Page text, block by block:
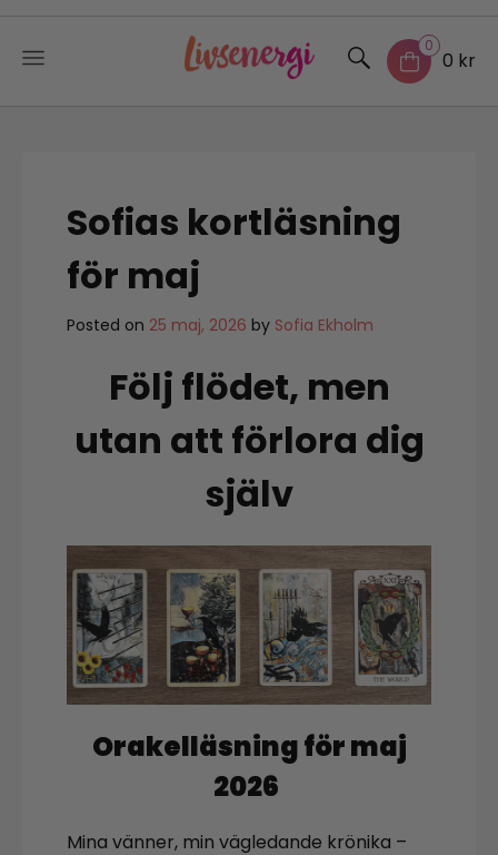
0
0 kr
Sofias kortläsning
för maj
Posted on 25 maj, 2026 by Sofia Ekholm
Följ flödet, men
utan att förlora dig
själv
Orakelläsning för maj
2026
Mina vänner, min vägledande krönika –